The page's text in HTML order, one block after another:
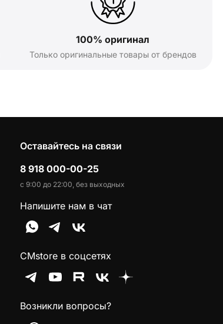
100% оригинал
Только оригинальные товары от брендов
Оставайтесь на связи
8 918 000-00-25
с 9:00 до 22:00, без выходных
Напишите нам в чат
CMstore в соцсетях
Возникли вопросы?